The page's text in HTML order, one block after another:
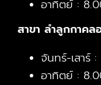
อาทิตย์ :
สาขา ลำลูกกาค
จันทร์-เสาร์
อาทิตย์ :